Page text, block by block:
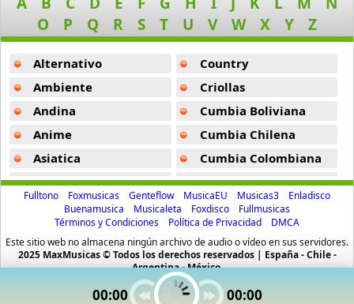
Bikeride
61 músicas online
Billie Eilish
52 músicas online
9 músicas online
Black Dub
11 músicas online
Blackbird Blackbird
19 músicas online
9 músicas online00:00 00:00
O
P Q R S T U V W X Y Z
Alternativo
Ambiente
Andina
Anime
Asiatica
Atevip
Bachatas
Baladas
Baladas De Oro
Country
Criollas
Cumbia Boliviana
Cumbia Chilena
Cumbia Colombiana
Cumbia Ecuatoriana
Cumbia Mexicana
Cumbia Pop
Cumbia Surena
Cumbias
CumbiaSur
Fulltono Foxmusicas Genteflow MusicaEU Musicas3
Enladisco
Buenamusica
Musicaleta Foxdisco
Fullmusicas
Términos y Condiciones
Política de Privacidad
DMCA
Este sitio web no almacena ningún archivo de audio o vídeo en sus servidores.
2025 MaxMusicas © Todos los derechos reservados | España - Chile -
Argentina - México.